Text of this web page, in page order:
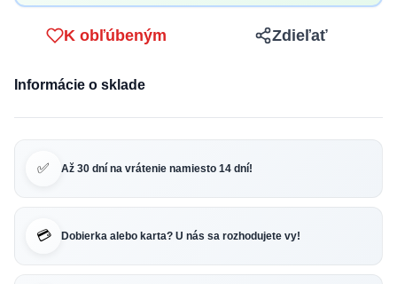
K obľúbeným Zdieľať
Informácie o sklade
✅ Až 30 dní na vrátenie namiesto 14 dní!
💳 Dobierka alebo karta? U nás sa rozhodujete vy!